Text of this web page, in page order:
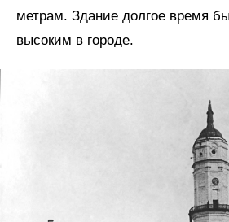
метрам. Здание долгое время
высоким в городе.